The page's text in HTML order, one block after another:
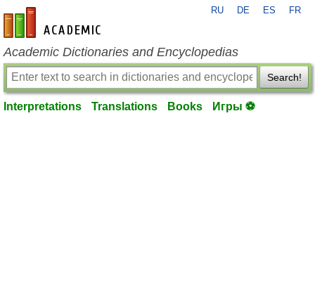
en-academic.com
RU DE ES FR
Academic Dictionaries and Encyclopedias
Search!
Interpretations Translations Books Игры ⚽